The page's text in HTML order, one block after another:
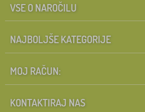
VSE O NAROČILU
NAJBOLJŠE KATEGORIJE
MOJ RAČUN:
KONTAKTIRAJ NAS